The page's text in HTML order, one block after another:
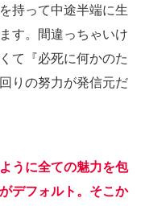
持って中途半端に生
す。間違っちゃいけ
て『必死に何かのた
りの努力が発信元だ
うに全ての魅力を包
デフォルト。そこか